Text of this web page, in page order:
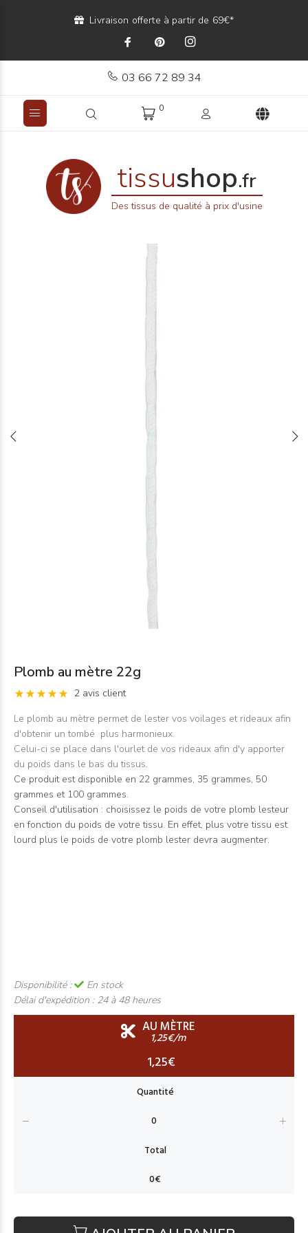
Livraison offerte à partir de 69€*
03 66 72 89 34
0
tissushop.fr
Des tissus de qualité à prix d'usine
Plomb au mètre 22g
2 avis client
Le plomb au mètre permet de lester vos voilages et rideaux afin
d'obtenir un tombé plus harmonieux.
Celui-ci se place dans l'ourlet de vos rideaux afin d'y apporter
du poids dans le bas du tissus.
Ce produit est disponible en 22 grammes, 35 grammes, 50
grammes et 100 grammes.
Conseil d'utilisation : choisissez le poids de votre plomb lesteur
en fonction du poids de votre tissu. En effet, plus votre tissu est
lourd plus le poids de votre plomb lester devra augmenter.
Disponibilité :
En stock
Délai d'expédition : 24 à 48 heures
AU MÈTRE
1,25€/m
1,25€